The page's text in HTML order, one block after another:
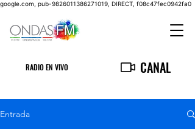
google.com, pub-9826011386271019, DIRECT, f08c47fec0942fa0
RADIO EN VIVO CANAL
Entrada